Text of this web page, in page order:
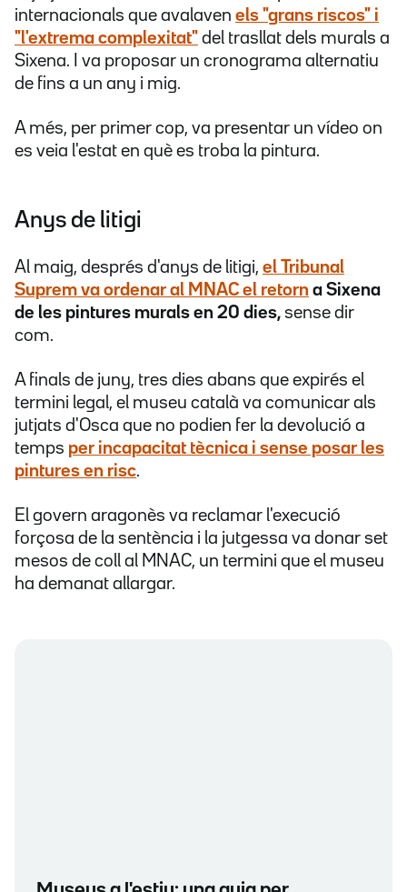
internacionals que avalaven els "grans riscos" i
"l'extrema complexitat" del trasllat dels murals a
Sixena. I va proposar un cronograma alternatiu
de fins a un any i mig.
A més, per primer cop, va presentar un vídeo on
es veia l'estat en què es troba la pintura.
Anys de litigi
Al maig, després d'anys de litigi, el Tribunal
Suprem va ordenar al MNAC el retorn a Sixena
de les pintures murals en 20 dies, sense dir
com.
A finals de juny, tres dies abans que expirés el
termini legal, el museu català va comunicar als
jutjats d'Osca que no podien fer la devolució a
temps per incapacitat tècnica i sense posar les
pintures en risc.
El govern aragonès va reclamar l'execució
forçosa de la sentència i la jutgessa va donar set
mesos de coll al MNAC, un termini que el museu
ha demanat allargar.